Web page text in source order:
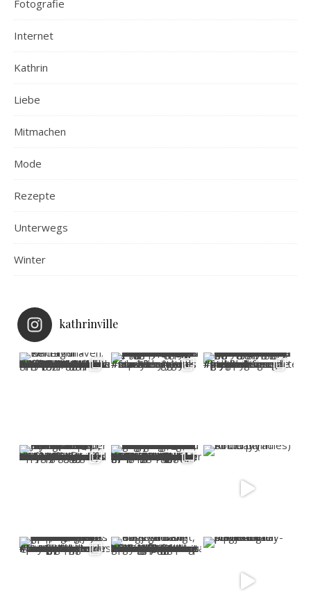
Fotografie
Internet
Kathrin
Liebe
Mitmachen
Mode
Rezepte
Unterwegs
Winter
kathrinville